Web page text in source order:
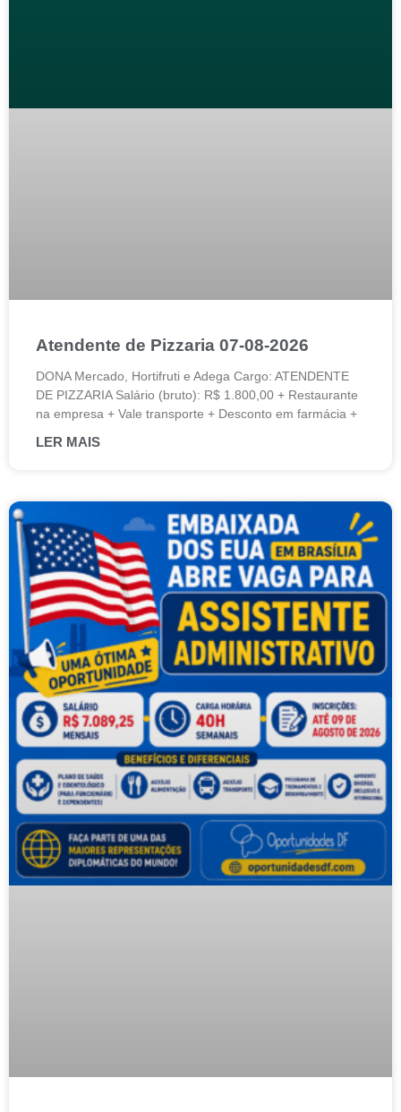
Atendente de Pizzaria 07-08-2026
DONA Mercado, Hortifruti e Adega Cargo: ATENDENTE
DE PIZZARIA Salário (bruto): R$ 1.800,00 + Restaurante
na empresa + Vale transporte + Desconto em farmácia +
LER MAIS